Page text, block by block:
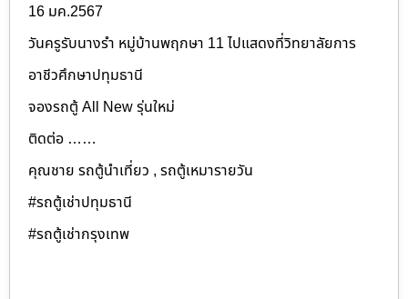
16 มค.2567
วันครูรับนางรำ หมู่บ้านพฤกษา 11 ไปแสดงที่วิทยาลัยการ
อาชีวศึกษาปทุมธานี
จองรถตู้ All New รุ่นใหม่
ติดต่อ ……
คุณชาย รถตู้นำเที่ยว , รถตู้เหมารายวัน
#รถตู้เช่าปทุมธานี
#รถตู้เช่ากรุงเทพ